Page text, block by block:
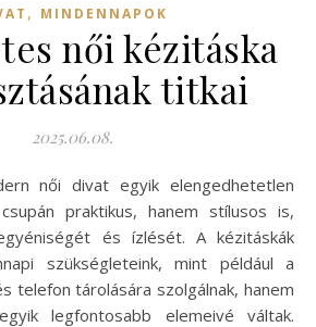
, MINDENNAPOK
női kézitáska
titkai
2025.06.08.
praktikus, hanem stílusos is,
és ízlését. A kézitáskák
szükségleteink, mint például a
telefon tárolására szolgálnak, hanem
legfontosabb elemeivé váltak.